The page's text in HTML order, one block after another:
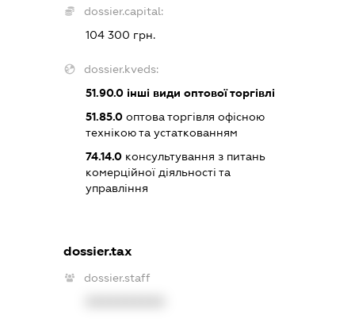
dossier.capital:
104 300 грн.
dossier.kveds:
51.90.0інші види оптової торгівлі
51.85.0оптова торгівля офісною
технікою та устаткованням
74.14.0консультування з питань
комерційної діяльності та
управління
dossier.tax
dossier.staff